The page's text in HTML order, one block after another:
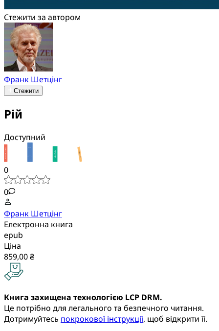
Стежити за автором
Франк Шетцінг
Стежити
Рій
Доступний
0
0
Франк Шетцінг
Електронна книга
epub
Ціна
859,00 ₴
Книга захищена технологією LCP DRM.
Це потрібно для легального та безпечного читання.
Дотримуйтесь покрокової інструкції, щоб відкрити її.